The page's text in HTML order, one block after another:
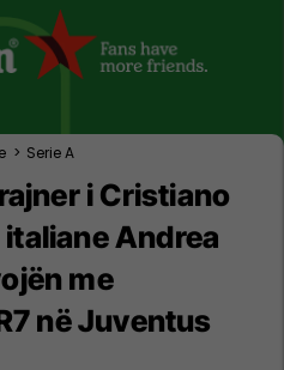
> Serie A
i Cristiano
Andrea
me
në Juventus